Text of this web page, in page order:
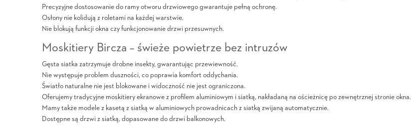
Precyzyjne dostosowanie do ramy otworu drzwiowego gwarantuje pełną ochronę.
Osłony nie kolidują z roletami na każdej warstwie.
Nie blokują funkcji okna czy funkcjonowanie drzwi przesuwnych.
Moskitiery Bircza – świeże powietrze bez intruzów
Gęsta siatka zatrzymuje drobne insekty, gwarantując przewiewność.
Nie występuje problem duszności, co poprawia komfort oddychania.
Światło naturalne nie jest blokowane i widoczność nie jest ograniczona.
Oferujemy tradycyjne moskitiery ekranowe z profilem aluminiowym i siatką, nakładaną na ościeżnicę po zewnętrznej stronie okna.
Mamy także modele z kasetą z siatką w aluminiowych prowadnicach z siatką zwijaną automatycznie.
Dostępne są drzwi z siatką, dopasowane do drzwi balkonowych.